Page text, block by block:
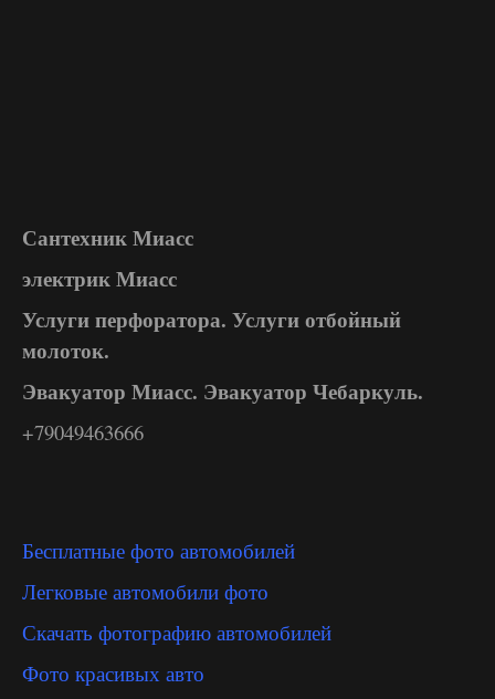
Сантехник Миасс
электрик Миасс
Услуги перфоратора. Услуги отбойный
молоток.
Эвакуатор Миасс. Эвакуатор Чебаркуль.
+79049463666
Бесплатные фото автомобилей
Легковые автомобили фото
Скачать фотографию автомобилей
Фото красивых авто